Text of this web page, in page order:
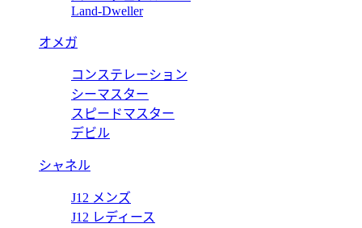
ー デイト 126613LN 【2020年新作】
Land-Dweller
オメガ
コンステレーション
シーマスター
スピードマスター
デビル
シャネル
J12 メンズ
J12 レディース